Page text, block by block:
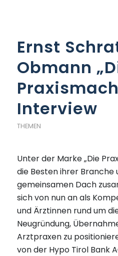
Ernst
Obmann
Interview
THEMEN
Unter der Marke „Die
die Besten ihrer Branche
gemeinsamen Dach
sich von nun an als
und Ärztinnen rund um
Neugründung,
Arztpraxen zu
von der Hypo Tirol Bank